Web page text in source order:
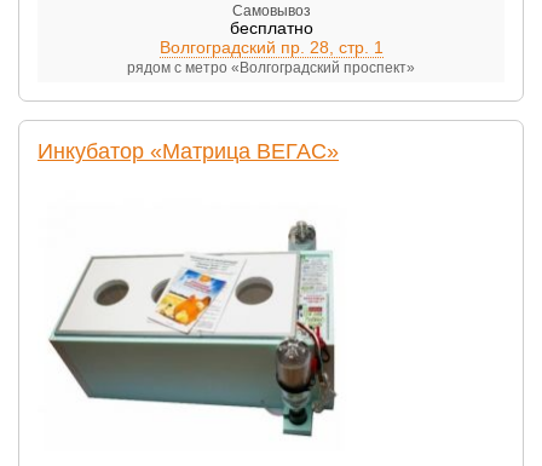
Самовывоз
бесплатно
Волгоградский пр. 28, стр. 1
рядом с метро «Волгоградский проспект»
Инкубатор «Матрица ВЕГАС»